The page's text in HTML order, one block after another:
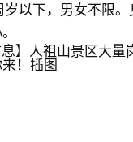
以下，男女不限